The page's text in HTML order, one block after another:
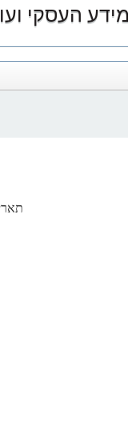
העסקי
תאריך רישום: 22/